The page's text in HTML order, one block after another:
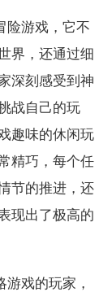
险游戏，它不
界，还通过细
深刻感受到神
战自己的玩
趣味的休闲玩
精巧，每个任
节的推进，还
现出了极高的
戏的玩家，